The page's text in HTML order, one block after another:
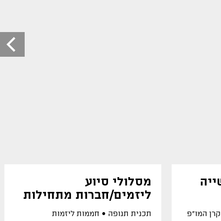
המו"פ
מסלולי סיוע
ליזמים/חברות מתחילות
תכנית תנופה ● חממות ליזמות